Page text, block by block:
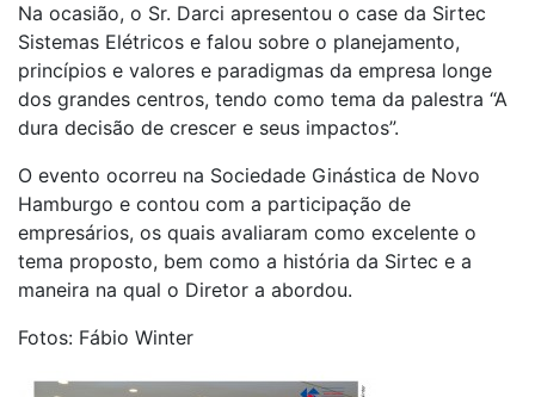
Na ocasião, o Sr. Darci apresentou o case da Sirtec
Sistemas Elétricos e falou sobre o planejamento,
princípios e valores e paradigmas da empresa longe
dos grandes centros, tendo como tema da palestra “A
dura decisão de crescer e seus impactos”.
O evento ocorreu na Sociedade Ginástica de Novo
Hamburgo e contou com a participação de
empresários, os quais avaliaram como excelente o
tema proposto, bem como a história da Sirtec e a
maneira na qual o Diretor a abordou.
Fotos: Fábio Winter